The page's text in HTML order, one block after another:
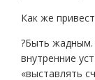
Как же
?Быть жадным.
внутренние
«выставлять